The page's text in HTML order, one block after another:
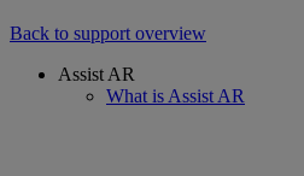
Back to support overview
Assist AR
What is Assist AR